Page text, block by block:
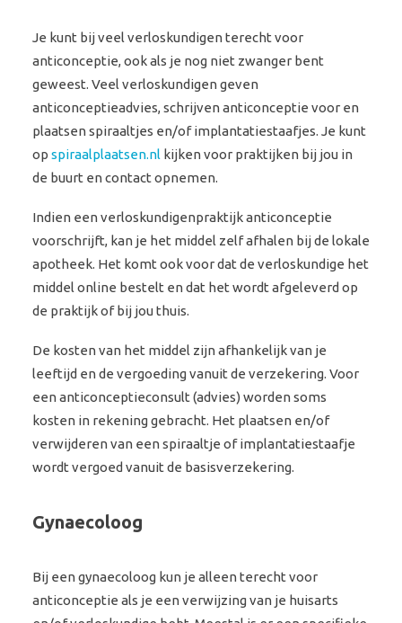
Je kunt bij veel verloskundigen terecht voor
anticonceptie, ook als je nog niet zwanger bent
geweest. Veel verloskundigen geven
anticonceptieadvies, schrijven anticonceptie voor en
plaatsen spiraaltjes en/of implantatiestaafjes. Je kunt
op spiraalplaatsen.nl kijken voor praktijken bij jou in
de buurt en contact opnemen.
Indien een verloskundigenpraktijk anticonceptie
voorschrijft, kan je het middel zelf afhalen bij de lokale
apotheek. Het komt ook voor dat de verloskundige het
middel online bestelt en dat het wordt afgeleverd op
de praktijk of bij jou thuis.
De kosten van het middel zijn afhankelijk van je
leeftijd en de vergoeding vanuit de verzekering. Voor
een anticonceptieconsult (advies) worden soms
kosten in rekening gebracht. Het plaatsen en/of
verwijderen van een spiraaltje of implantatiestaafje
wordt vergoed vanuit de basisverzekering.
Gynaecoloog
Bij een gynaecoloog kun je alleen terecht voor
anticonceptie als je een verwijzing van je huisarts